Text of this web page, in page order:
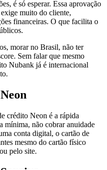
é só esperar. Essa aprovação
muito do cliente,
financeiras. O que facilita o
morar no Brasil, não ter
Sem falar que mesmo
Nubank já é internacional
crédito Neon é a rápida
mínima, não cobrar anuidade
conta digital, o cartão de
mesmo do cartão físico
pelo site.